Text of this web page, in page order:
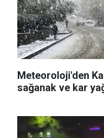
Meteoroloji'den
sağanak ve kar